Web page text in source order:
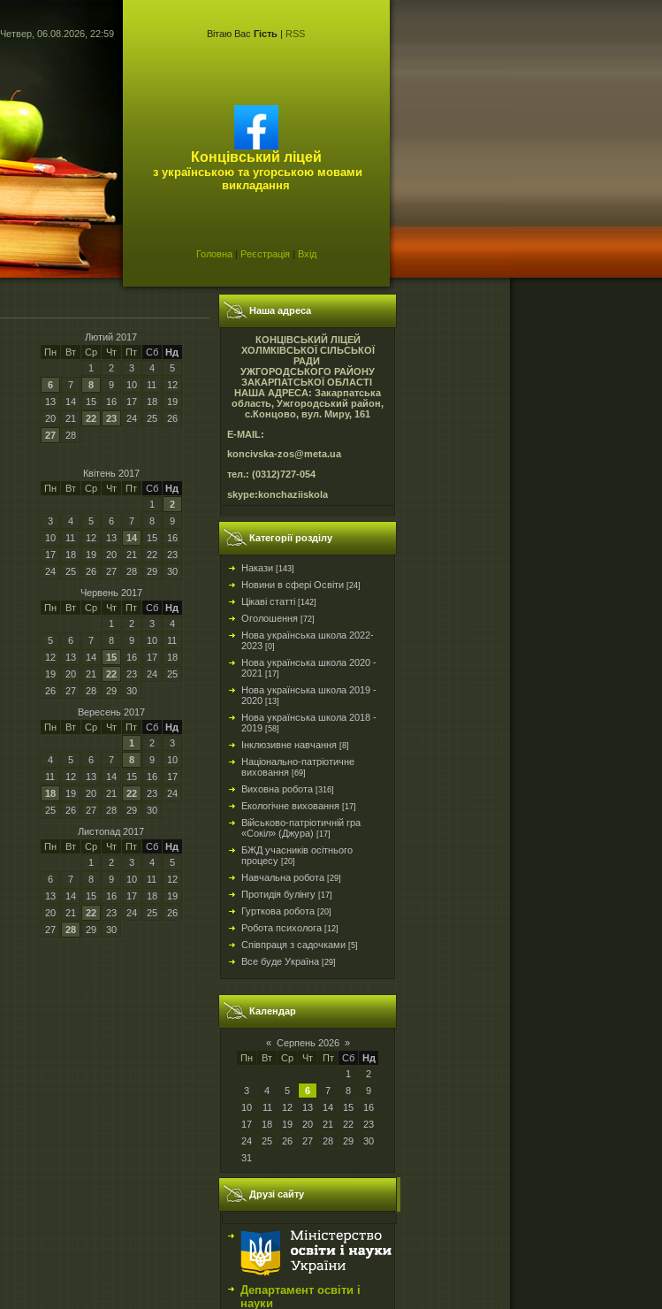
Четвер, 06.08.2026, 22:59 Вітаю Вас Гість | RSS
Концівський ліцей
з українською та угорською мовами
викладання
Головна| Реєстрація | Вхід
Лютий 2017
Пн
Вт Ср Чт Пт Сб
Нд
1
2 3 4
5
6
7 8 9 10 11
12
13
14 15 16 17 18
19
20
21 22 23 24 25
26
27
28
Квітень 2017
Пн
Вт Ср Чт Пт Сб
Нд
1
2
3
4 5 6 7 8
9
10
11 12 13 14 15
16
17
18 19 20 21 22
23
24
25 26 27 28 29
30
Червень 2017
Пн
Вт Ср Чт Пт Сб
Нд
1
2 3
4
5
6 7 8 9 10
11
12
13 14 15 16 17
18
19
20 21 22 23 24
25
26
27 28 29
30
Вересень 2017
Пн
Вт Ср Чт Пт Сб
Нд
1
2
3
4
5 6 7 8 9
10
11
12 13 14 15 16
17
18
19 20 21 22 23
24
25
26 27 28 29
30
Листопад 2017
Пн
Вт Ср Чт Пт Сб
Нд
1
2 3 4
5
6
7 8 9 10 11
12
13
14 15 16 17 18
19
20
21 22 23 24 25
26
27
28 29 30
Наша адреса
КОНЦІВСЬКИЙ ЛІЦЕЙ
ХОЛМКІВСЬКОЇ СІЛЬСЬКОЇ
РАДИ
УЖГОРОДСЬКОГО РАЙОНУ
ЗАКАРПАТСЬКОЇ ОБЛАСТІ
НАША АДРЕСА: Закарпатська
область, Ужгородський район,
с.Концово, вул. Миру, 161
E-MAIL:
koncivska-zos@meta.ua
тел.: (0312)727-054
skype:konchaziiskola
Категорії розділу
Накази [143]
Новини в сфері Освіти [24]
Цікаві статті [142]
Оголошення [72]
Нова українська школа 2022-
2023 [0]
Нова українська школа 2020 -
2021 [17]
Нова українська школа 2019 -
2020 [13]
Нова українська школа 2018 -
2019 [58]
Інклюзивне навчання [8]
Національно-патріотичне
виховання [69]
Виховна робота [316]
Екологічне виховання [17]
Військово-патріотичній гра
«Сокіл» (Джура) [17]
БЖД учасників осітнього
процесу [20]
Навчальна робота [29]
Протидія булінгу [17]
Гурткова робота [20]
Робота психолога [12]
Співпраця з садочками [5]
Все буде Україна [29]
Календар
« Серпень 2026 »
Пн
Вт Ср Чт Пт Сб
Нд
1
2
3
4 5 6 7 8
9
10
11 12 13 14 15
16
17
18 19 20 21 22
23
24
25 26 27 28 29
30
31
Друзі сайту
Департамент освіти і
науки